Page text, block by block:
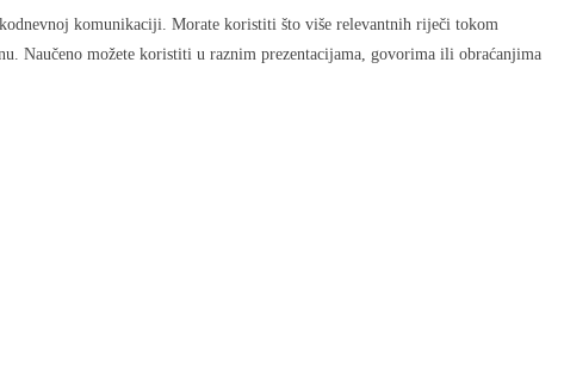
komunikaciji. Morate koristiti što više relevantnih riječi tokom
Naučeno možete koristiti u raznim prezentacijama, govorima ili obraćanjima